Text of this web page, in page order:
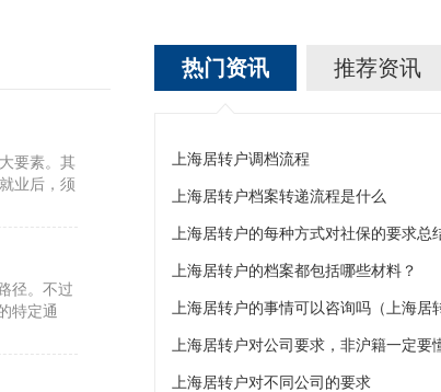
要素。其
业后，须
径。不过
特定通
热门资讯 推荐资讯
上海居转户调档流程
上海居转户档案转递流程是什么
上海居转户的每种方式对社保的要求总
上海居转户的档案都包括哪些材料？
上海居转户的事情可以咨询吗（上海居
上海居转户对公司要求，非沪籍一定要
上海居转户对不同公司的要求